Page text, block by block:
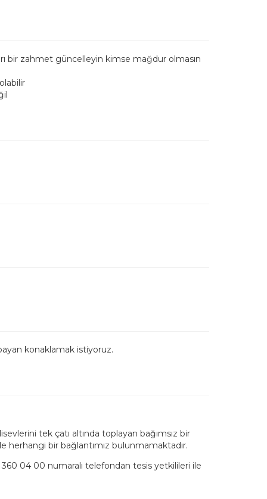
bir zahmet güncelleyin kimse mağdur olmasın
konaklamak istiyoruz.
tek çatı altında toplayan bağımsız bir
bir bağlantımız bulunmamaktadır.
04 00 numaralı telefondan tesis yetkilileri ile